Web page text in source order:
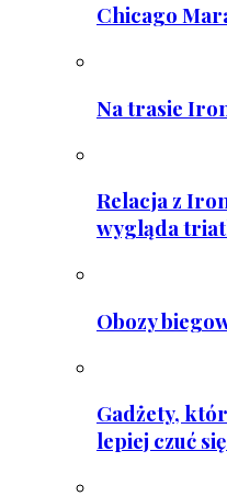
Chicago
Na trasie
Relacja z
wygląda
Obozy
Gadżety,
lepiej czuć